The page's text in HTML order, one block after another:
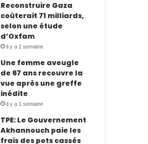
Reconstruire Gaza
coûterait 71 milliards,
selon une étude
d’Oxfam
il y a 1 semaine
Une femme aveugle
de 67 ans recouvre la
vue après une greffe
inédite
il y a 1 semaine
TPE: Le Gouvernement
Akhannouch paie les
frais des pots cassés